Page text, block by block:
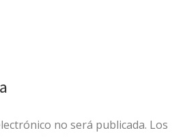
no será publicada. Los